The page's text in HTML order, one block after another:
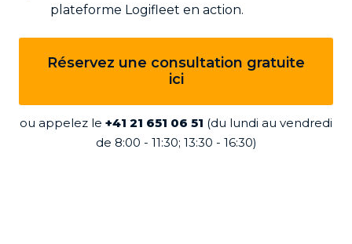
plateforme Logifleet en action.
Réservez une consultation gratuite
ici
ou appelez le +41 21 651 06 51 (du lundi au vendredi
de 8:00 - 11:30; 13:30 - 16:30)